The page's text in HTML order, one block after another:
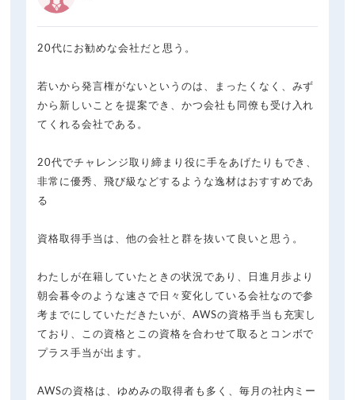
20代にお勧めな会社だと思う。
若いから発言権がないというのは、まったくなく、みず
から新しいことを提案でき、かつ会社も同僚も受け入れ
てくれる会社である。
20代でチャレンジ取り締まり役に手をあげたりもでき、
非常に優秀、飛び級などするような逸材はおすすめであ
る
資格取得手当は、他の会社と群を抜いて良いと思う。
わたしが在籍していたときの状況であり、日進月歩より
朝会暮令のような速さで日々変化している会社なので参
考までにしていただきたいが、AWSの資格手当も充実し
ており、この資格とこの資格を合わせて取るとコンボで
プラス手当が出ます。
AWSの資格は、ゆめみの取得者も多く、毎月の社内ミー